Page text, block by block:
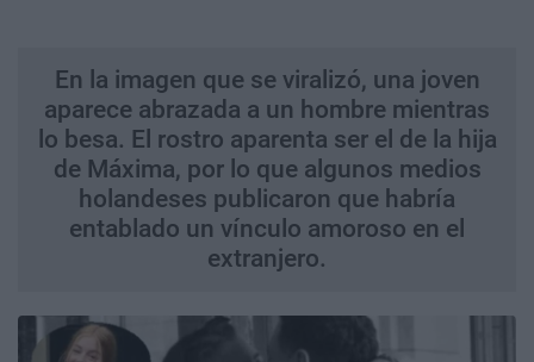
En la imagen que se viralizó, una joven
aparece abrazada a un hombre mientras
lo besa. El rostro aparenta ser el de la hija
de Máxima, por lo que algunos medios
holandeses publicaron que habría
entablado un vínculo amoroso en el
extranjero.